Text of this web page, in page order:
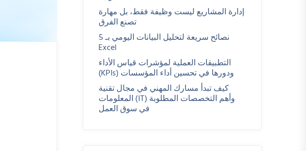
إدارة المشاريع ليست وظيفة فقط، بل مهارة
تصنع الفرق
5 نصائح سريعة لتحليل البيانات اليومي بـ
Excel
التطبيقات العملية لمؤشرات قياس الأداء
(KPIs) ودورها في تحسين أداء المؤسسات
كيف تبدأ مسارك المهني في مجال تقنية
المعلومات (IT) وأهم التخصصات المطلوبة
في سوق العمل